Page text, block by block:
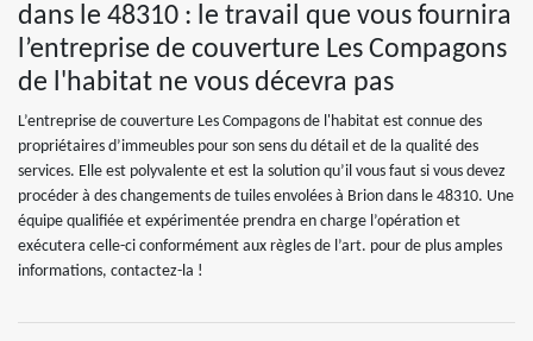
dans le 48310 : le travail que vous fournira
l’entreprise de couverture Les Compagons
de l'habitat ne vous décevra pas
L’entreprise de couverture Les Compagons de l'habitat est connue des
propriétaires d’immeubles pour son sens du détail et de la qualité des
services. Elle est polyvalente et est la solution qu’il vous faut si vous devez
procéder à des changements de tuiles envolées à Brion dans le 48310. Une
équipe qualifiée et expérimentée prendra en charge l’opération et
exécutera celle-ci conformément aux règles de l’art. pour de plus amples
informations, contactez-la !